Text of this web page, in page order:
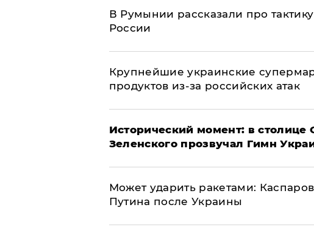
В Румынии рассказали про
России
Крупнейшие украинские
продуктов из-за российских атак
Исторический момент: в столице
Зеленского прозвучал Гимн
Может ударить ракетами:
Путина после Украины